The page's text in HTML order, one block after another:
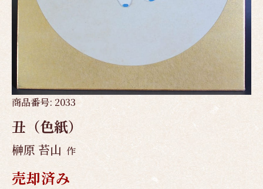
商品番号: 2033
丑（色紙）
榊原 苔山 作
売却済み